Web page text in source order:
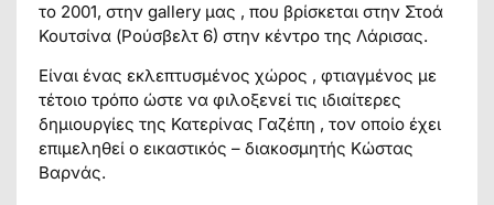
το 2001, στην gallery μας , που βρίσκεται στην Στοά
Κουτσίνα (Ρούσβελτ 6) στην κέντρο της Λάρισας.
Είναι ένας εκλεπτυσμένος χώρος , φτιαγμένος με
τέτοιο τρόπο ώστε να φιλοξενεί τις ιδιαίτερες
δημιουργίες της Κατερίνας Γαζέπη , τον οποίο έχει
επιμεληθεί ο εικαστικός – διακοσμητής Κώστας
Βαρνάς.